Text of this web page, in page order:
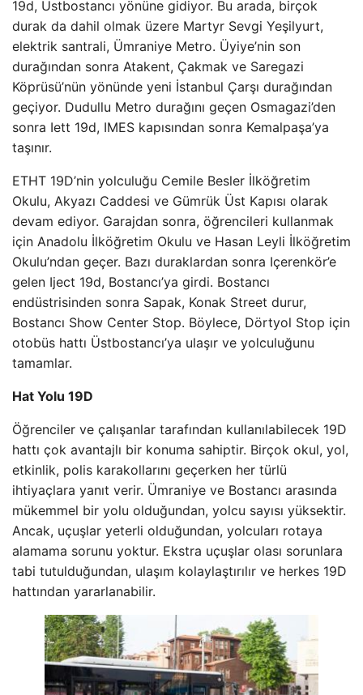
19d, Üstbostancı yönüne gidiyor. Bu arada, birçok
durak da dahil olmak üzere Martyr Sevgi Yeşilyurt,
elektrik santrali, Ümraniye Metro. Üyiye’nin son
durağından sonra Atakent, Çakmak ve Saregazi
Köprüsü’nün yönünde yeni İstanbul Çarşı durağından
geçiyor. Dudullu Metro durağını geçen Osmagazi’den
sonra Iett 19d, IMES kapısından sonra Kemalpaşa’ya
taşınır.
ETHT 19D’nin yolculuğu Cemile Besler İlköğretim
Okulu, Akyazı Caddesi ve Gümrük Üst Kapısı olarak
devam ediyor. Garajdan sonra, öğrencileri kullanmak
için Anadolu İlköğretim Okulu ve Hasan Leyli İlköğretim
Okulu’ndan geçer. Bazı duraklardan sonra Içerenkör’e
gelen Iject 19d, Bostancı’ya girdi. Bostancı
endüstrisinden sonra Sapak, Konak Street durur,
Bostancı Show Center Stop. Böylece, Dörtyol Stop için
otobüs hattı Üstbostancı’ya ulaşır ve yolculuğunu
tamamlar.
Hat Yolu 19D
Öğrenciler ve çalışanlar tarafından kullanılabilecek 19D
hattı çok avantajlı bir konuma sahiptir. Birçok okul, yol,
etkinlik, polis karakollarını geçerken her türlü
ihtiyaçlara yanıt verir. Ümraniye ve Bostancı arasında
mükemmel bir yolu olduğundan, yolcu sayısı yüksektir.
Ancak, uçuşlar yeterli olduğundan, yolcuları rotaya
alamama sorunu yoktur. Ekstra uçuşlar olası sorunlara
tabi tutulduğundan, ulaşım kolaylaştırılır ve herkes 19D
hattından yararlanabilir.